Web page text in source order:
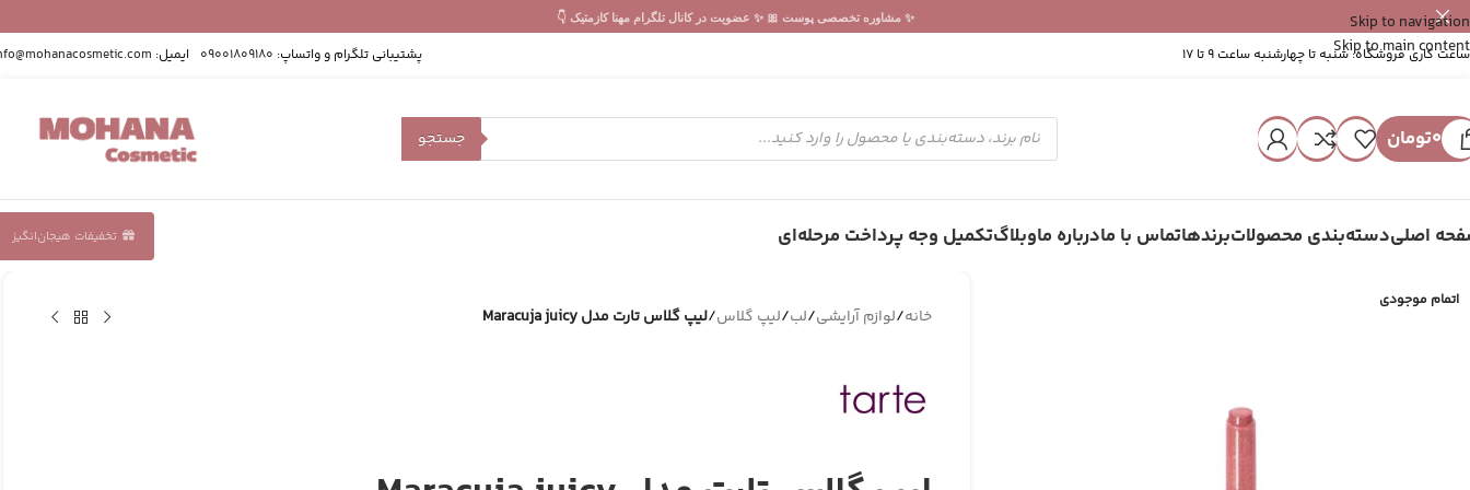
Skip to navigation
Skip to main content
✨ مشاوره تخصصی پوست 🎀 ✨ عضویت در کانال تلگرام مهنا کازمتیک 👇
ساعت کاری فروشگاه: شنبه تا چهارشنبه ساعت 9 تا 17 پشتیبانی تلگرام و واتساپ: 09001809180 ایمیل:
0تومان جستجو
اصلیدسته‌بندی محصولاتبرندهاتماس با مادرباره ماوبلاگتکمیل وجه پرداخت مرحله‌ای تخفیفات هیجان‌انگیز
اتمام موجودی
خانه/لوازم آرایشی/لب/لیپ گلاس/لیپ گلاس تارت مدل Maracuja juicy